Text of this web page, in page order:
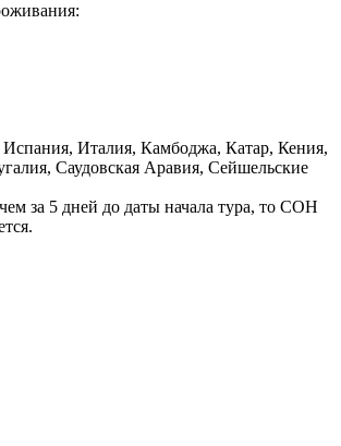
Италия, Камбоджа, Катар, Кения,
Саудовская Аравия, Сейшельские
за 5 дней до даты начала тура, то СОН